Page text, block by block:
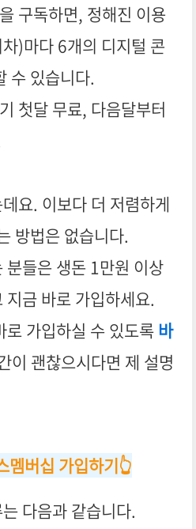
구독하면, 정해진 이용
)마다 6개의 디지털 콘
수 있습니다.
첫달 무료, 다음달부터
요. 이보다 더 저렴하게
방법은 없습니다.
분들은 생돈 1만원 이상
금 바로 가입하세요.
로 가입하실 수 있도록 바
이 괜찮으시다면 제 설명
멤버십 가입하기👆️
다음과 같습니다.